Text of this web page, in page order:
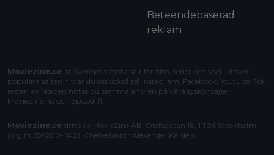
Beteendebaserad
reklam
Moviezine.se är Sveriges största sajt för film, serier och spel. Utöver
populära sajten hittar du oss också på Instagram, Facebook, Youtube. För
resten av Norden hittar du samma ämnen på våra syskonsajter
MovieZine.no och Episodi.fi
Moviezine.se drivs av MovieZine AB, Olofsgatan 18, 111 36 Stockholm
(org.nr 559200-1142). Chefredaktör Alexander Kardelo